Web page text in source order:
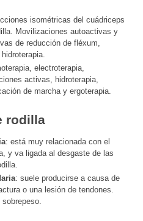
isométricas del cuádriceps
Movilizaciones autoactivas y
de reducción de fléxum,
electroterapia,
activas, hidroterapia,
de marcha y ergoterapia.
rodilla
: está muy relacionada con el
y va ligada al desgaste de las
: suele producirse a causa de
o una lesión de tendones.